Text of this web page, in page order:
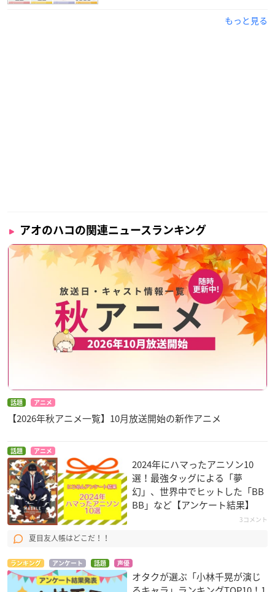
もっと見る
アオのハコの関連ニュースランキング
話題 アニメ
【2026年秋アニメ一覧】10月放送開始の新作アニメ
話題 アニメ
2024年にハマったアニソン10
選！最強タッグによる「夢
幻」、世界中でヒットした「BB
BB」など【アンケート結果】
3コメント
夏目友人帳はどこだ！！
ランキング アンケート 話題 声優
オタクが選ぶ「小林千晃が演じ